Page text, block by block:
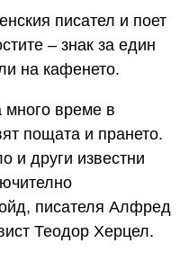
писател и поет
– знак за един
на кафенето.
много време в
пощата и прането.
и други известни
писателя Алфред
Теодор Херцел.